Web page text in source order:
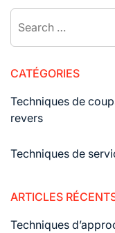
Search
for:
CATÉGORIES
Techniques de
revers
Techniques de
ARTICLES
Techniques